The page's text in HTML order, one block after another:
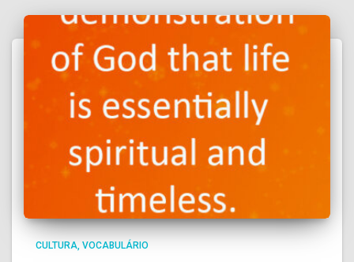
CULTURA VOCABULÁRIO